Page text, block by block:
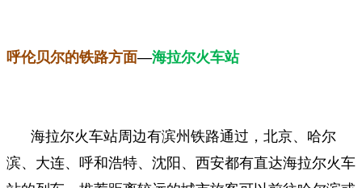
呼伦贝尔的铁路方面—海拉尔火车站
海拉尔火车站周边有滨州铁路通过，北京、哈尔
滨、大连、呼和浩特、沈阳、西安都有直达海拉尔火车